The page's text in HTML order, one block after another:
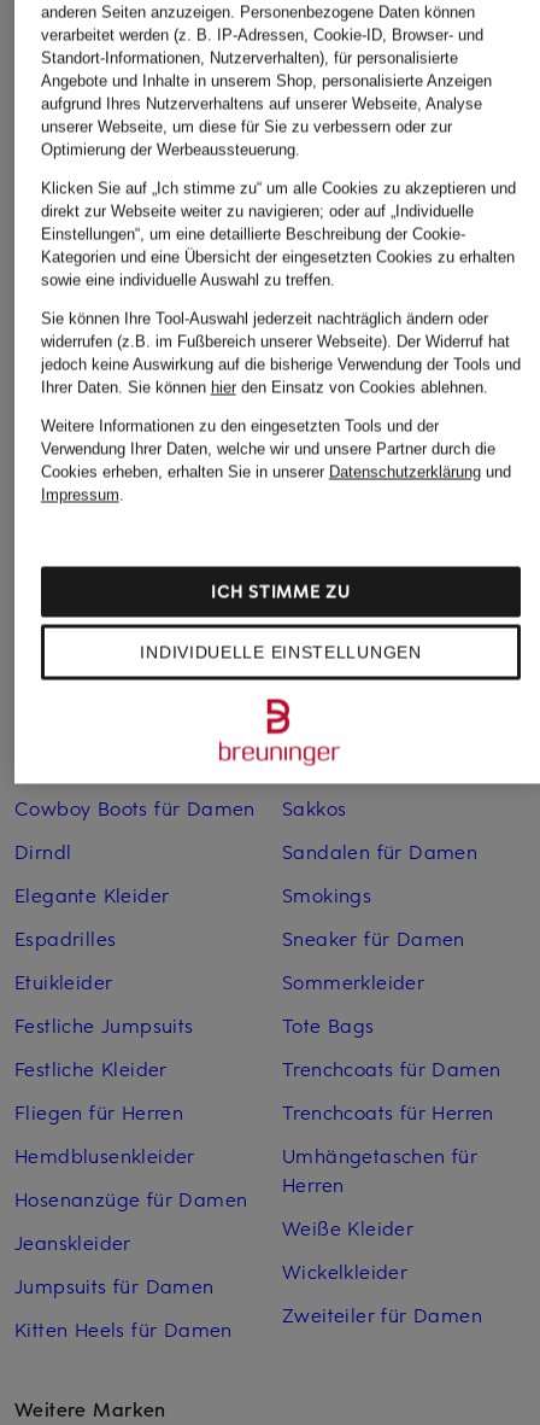
windsor.
Straight Jeans
CHF 359
CITIZENS of
HUMANITY
Flared Jeans
KIMBERLY
CHF 309
CITIZENS of
HUMANITY
Wide Leg Jeans
Ursprünglich:CHF 239
Weitere Kategorien
Abendkleider
Bademäntel für Herren
Bikinis für Damen
Boleros für Damen
Cowboy Boots für Damen
Dirndl
Elegante Kleider
Espadrilles
Etuikleider
Festliche Jumpsuits
Festliche Kleider
Fliegen für Herren
Hemdblusenkleider
Hosenanzüge für Damen
Jeanskleider
Jumpsuits für Damen
Kitten Heels für Damen
Lederjacken für Herren
Leinenhosen für Herren
Leinenkleider
Maxikleider
Regenmäntel für Damen
Sakkos
Sandalen für Damen
Smokings
Sneaker für Damen
Sommerkleider
Tote Bags
Trenchcoats für Damen
Trenchcoats für Herren
Umhängetaschen für
Herren
Weiße Kleider
Wickelkleider
Zweiteiler für Damen
Weitere Marken
anderen Seiten anzuzeigen. Personenbezogene Daten können
verarbeitet werden (z. B. IP-Adressen, Cookie-ID, Browser- und
Standort-Informationen, Nutzerverhalten), für personalisierte
Angebote und Inhalte in unserem Shop, personalisierte Anzeigen
aufgrund Ihres Nutzerverhaltens auf unserer Webseite, Analyse
unserer Webseite, um diese für Sie zu verbessern oder zur
Optimierung der Werbeaussteuerung.
Klicken Sie auf „Ich stimme zu“ um alle Cookies zu akzeptieren und
direkt zur Webseite weiter zu navigieren; oder auf „Individuelle
Einstellungen“, um eine detaillierte Beschreibung der Cookie-
Kategorien und eine Übersicht der eingesetzten Cookies zu erhalten
sowie eine individuelle Auswahl zu treffen.
Sie können Ihre Tool-Auswahl jederzeit nachträglich ändern oder
widerrufen (z.B. im Fußbereich unserer Webseite). Der Widerruf hat
jedoch keine Auswirkung auf die bisherige Verwendung der Tools und
Ihrer Daten. Sie können hierden Einsatz von Cookies ablehnen.
Weitere Informationen zu den eingesetzten Tools und der
Verwendung Ihrer Daten, welche wir und unsere Partner durch die
Cookies erheben, erhalten Sie in unserer Datenschutzerklärungund
Impressum.
INDIVIDUELLE EINSTELLUNGEN
ICH STIMME ZU